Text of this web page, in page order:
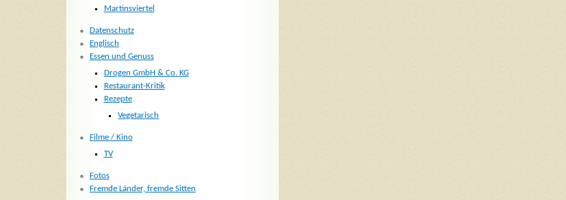
Martinsviertel
Datenschutz
Englisch
Essen und Genuss
Drogen GmbH & Co. KG
Restaurant-Kritik
Rezepte
Vegetarisch
Filme / Kino
TV
Fotos
Fremde Länder, fremde Sitten